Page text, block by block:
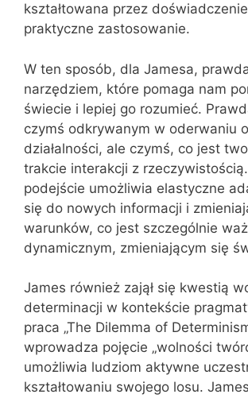
kształtowana przez
praktyczne zastosowanie.
W ten sposób, dla Jamesa,
narzędziem, które pomaga nam
świecie i lepiej go rozumieć.
czymś odkrywanym w oderwaniu
działalności, ale czymś, co jest
trakcie interakcji z
podejście umożliwia elastyczne
się do nowych informacji i
warunków, co jest szczególnie
dynamicznym, zmieniającym się
James również zajął się kwestią
determinacji w kontekście
praca „The Dilemma of
wprowadza pojęcie „wolności
umożliwia ludziom aktywne
kształtowaniu swojego losu. James